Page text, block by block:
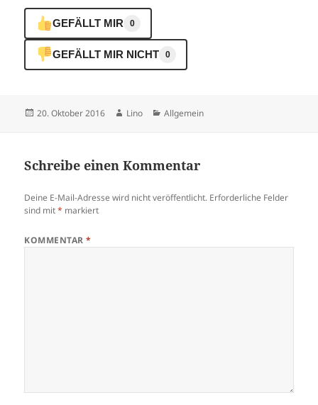
welche Faktoren die soziale
Stigmatisierung beeinflussen.
Die Fachzeitschrift «Scientific
Reports» hat die Resultate
veröffentlicht. Menschen mit
psychischen Krankheiten
zu den eigentlichen…
GEFÄLLT MIR 0
GEFÄLLT MIR NICHT 0
Veröffentlicht
20. Oktober 2016 Autor
Lino Kategorien
Allgemein
Schreibe einen Kommentar
Deine E-Mail-Adresse wird nicht veröffentlicht. Erforderliche Felder
sind mit* markiert
KOMMENTAR*